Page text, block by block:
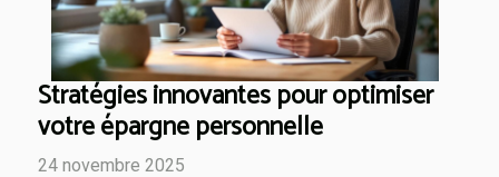
Stratégies innovantes pour optimiser
votre épargne personnelle
24 novembre 2025